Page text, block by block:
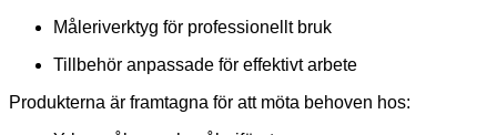
Måleriverktyg för professionellt bruk
Tillbehör anpassade för effektivt arbete
Produkterna är framtagna för att möta behoven hos: